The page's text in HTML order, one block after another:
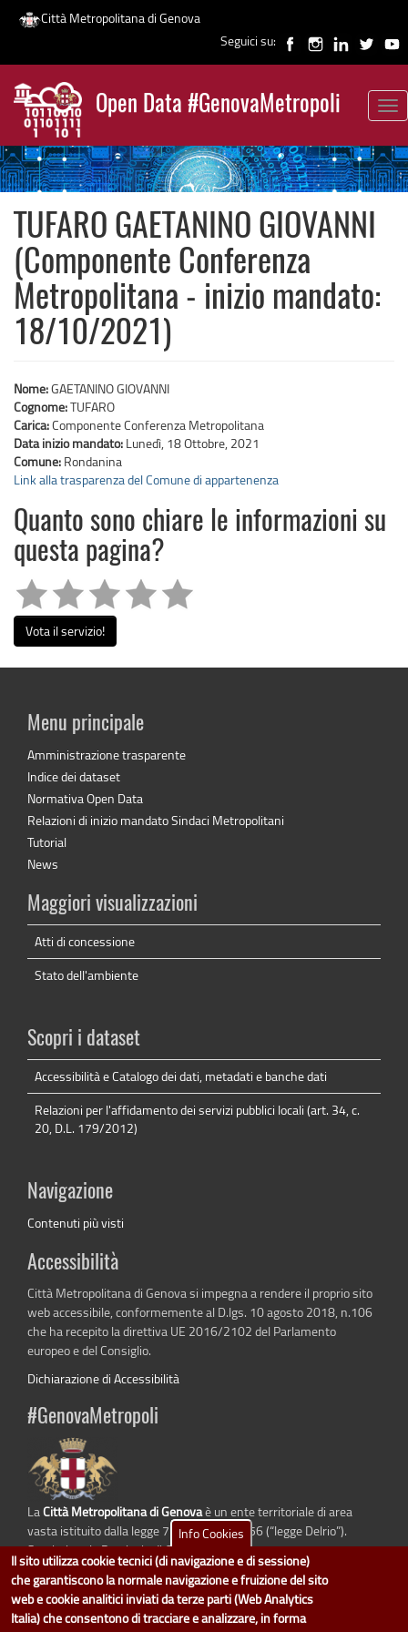
Salta
contenuto
principale
Città Metropolitana di Genova
Seguici su:
Open Data #GenovaMetropoli
News
TUFARO GAETANINO GIOVANNI
(Componente Conferenza
Metropolitana - inizio mandato:
18/10/2021)
Nome:GAETANINO GIOVANNI
Cognome:TUFARO
Carica:Componente Conferenza Metropolitana
Data inizio mandato: Lunedì, 18 Ottobre, 2021
Comune: Rondanina
Link alla trasparenza del Comune di appartenenza
Quanto sono chiare le informazioni su
questa pagina?
Vota il servizio!
Menu principale
Amministrazione trasparente
Indice dei dataset
Normativa Open Data
Relazioni di inizio mandato Sindaci Metropolitani
Tutorial
News
Maggiori visualizzazioni
Atti di concessione
Stato dell'ambiente
Scopri i dataset
Accessibilità e Catalogo dei dati, metadati e banche dati
Relazioni per l'affidamento dei servizi pubblici locali (art. 34, c.
20, D.L. 179/2012)
Navigazione
Contenuti più visti
Accessibilità
Città Metropolitana di Genova si impegna a rendere il proprio sito
web accessibile, conformemente al D.lgs. 10 agosto 2018, n.106
che ha recepito la direttiva UE 2016/2102 del Parlamento
europeo e del Consiglio.
Dichiarazione di Accessibilità
#GenovaMetropoli
LaCittà Metropolitana di Genovaè un ente territoriale di area
vasta istituito dalla legge 7 aprile 2014 n. 56 (“legge Delrio”).
Sostituisce la Provincia di Genova.
dati.cittametropolitana.genova.itè il progetto "Open Data" della
Info Cookies
Il sito utilizza cookie tecnici (di navigazione e di sessione)
che garantiscono la normale navigazione e fruizione del sito
web e cookie analitici inviati da terze parti (Web Analytics
Italia) che consentono di tracciare e analizzare, in forma